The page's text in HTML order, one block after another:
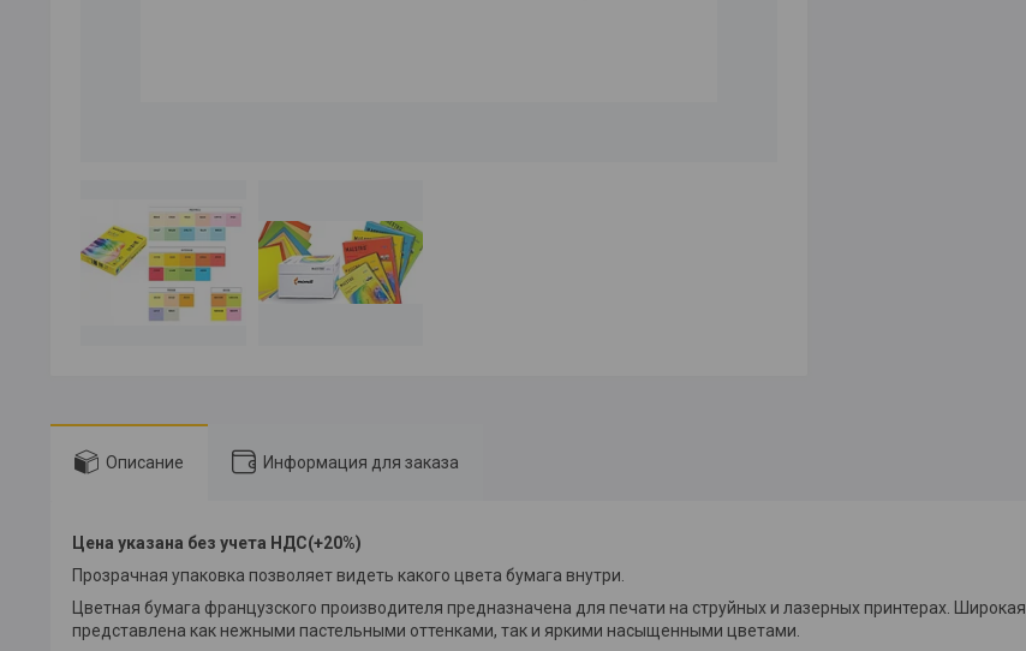
Описание Информация для заказа
Цена указана без учета НДС(+20%)
Прозрачная упаковка позволяет видеть какого цвета бумага внутри.
Цветная бумага французского производителя предназначена для печати на струйных и лазерных принтерах.
представлена как нежными пастельными оттенками, так и яркими насыщенными цветами.